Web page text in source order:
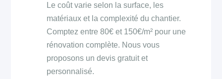
Le coût varie selon la surface, les
matériaux et la complexité du chantier.
Comptez entre 80€ et 150€/m² pour une
rénovation complète. Nous vous
proposons un devis gratuit et
personnalisé.